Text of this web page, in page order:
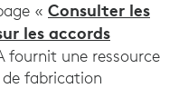
« Consulter les
les accords
fournit une ressource
fabrication